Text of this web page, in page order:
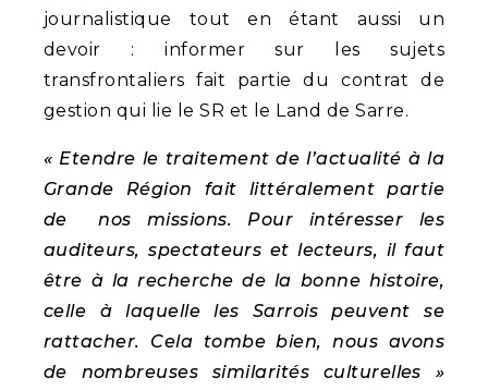
journalistique tout en étant aussi un
devoir : informer sur les sujets
transfrontaliers fait partie du contrat de
gestion qui lie le SR et le Land de Sarre.
« Etendre le traitement de l’actualité à la
Grande Région fait littéralement partie
de nos missions. Pour intéresser les
auditeurs, spectateurs et lecteurs, il faut
être à la recherche de la bonne histoire,
celle à laquelle les Sarrois peuvent se
rattacher. Cela tombe bien, nous avons
de nombreuses similarités culturelles »